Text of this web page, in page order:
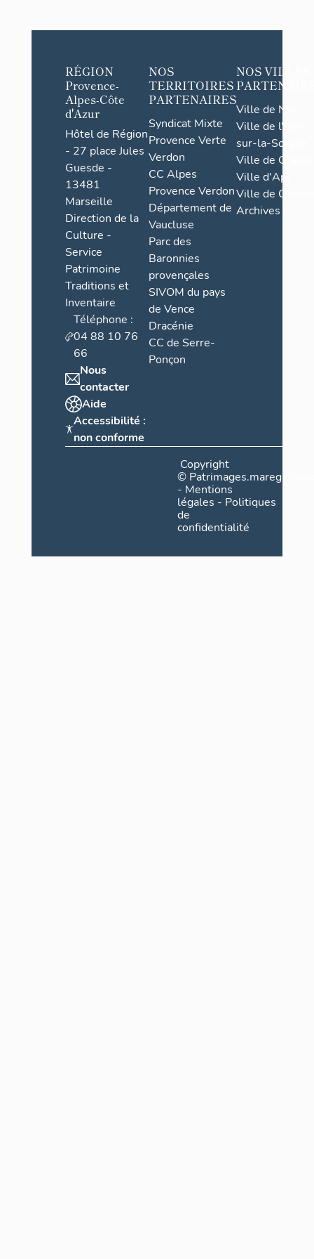
la chapelle
- Deux
toutes
Aux Cours
"montagne"
RÉGION
Provence-
Alpes-Côte
d'Azur
Hôtel de Région
- 27 place Jules
Guesde -
13481
Marseille
Direction de la
Culture -
Service
Patrimoine
Traditions et
Inventaire
Téléphone :
04 88 10 76
66
Nous
contacter
Aide
Accessibilité :
non conforme
NOS
TERRITOIRES
PARTENAIRES
Syndicat Mixte
Provence Verte
Verdon
CC Alpes
Provence Verdon
Département de
Vaucluse
Parc des
Baronnies
provençales
SIVOM du pays
de Vence
Dracénie
CC de Serre-
Ponçon
NOS VILLES
Ville de Nice
Ville de l'Isle-
sur-la-Sorgue
Ville de Grasse
Ville d'Apt
Ville de
Archives
Copyright
©
- Mentions
légales - Politiques
de
confidentialité